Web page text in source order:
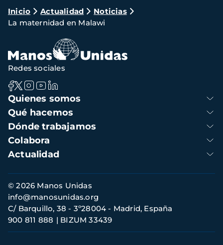
Ruta
de
navegación
Inicio Actualidad
Noticias
La maternidad en Malawi
Navegación
principal
Quienes somos
Qué hacemos
Dónde trabajamos
Colabora
Actualidad
Redes sociales
Información
de
contacto
© 2026 Manos Unidas
C/ Barquillo, 38 - 3º28004 - Madrid, España
900 811 888
BIZUM 33439
info@manosunidas.org